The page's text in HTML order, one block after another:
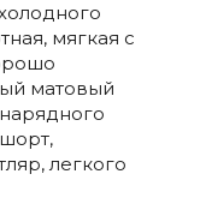
мягкая с
матовый
легкого